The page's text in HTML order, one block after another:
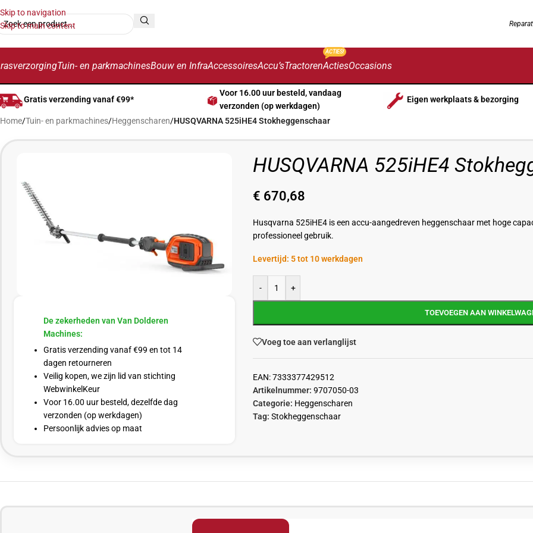
Skip to navigation
Skip to main content
Tuin- en parkmachinesBouw en InfraAccessoiresAccu’sTractorenActies
ACTIES!
Occasions
Gratis verzending vanaf €99*
Voor 16.00 uur besteld, vandaag
verzonden (op werkdagen)
Eigen werkplaats & bezorging
Home/Tuin- en parkmachines/Heggenscharen/HUSQVARNA 525iHE4 Stokheggenschaar
De zekerheden van Van Dolderen
Machines:
Gratis verzending vanaf €99 en tot 14
dagen retourneren
Veilig kopen, we zijn lid van stichting
WebwinkelKeur
Voor 16.00 uur besteld, dezelfde dag
verzonden (op werkdagen)
Persoonlijk advies op maat
HUSQVARNA 525iHE4
€ 670,68
Husqvarna 525iHE4 is een accu-aangedreven heggenschaar met hoge
professioneel gebruik.
Levertijd: 5 tot 10 werkdagen
- +
TOEVOEGEN AAN
Voeg toe aan verlanglijst
EAN:7333377429512
Artikelnummer: 9707050-03
Categorie: Heggenscharen
Tag: Stokheggenschaar